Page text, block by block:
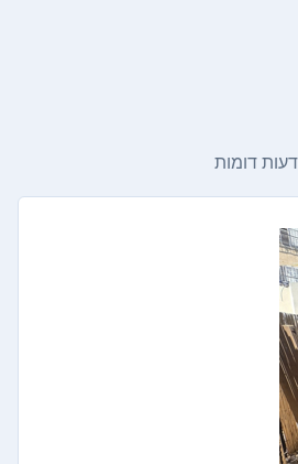
דומות